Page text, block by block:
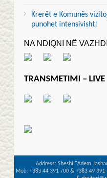
Krerët e Komunës
punohet intensivisht!
NA NDIQNI NË
TRANSMETIMI – LIVE
Address: Sheshi "Adem
Mob: +383 44 391 700 & +383 49